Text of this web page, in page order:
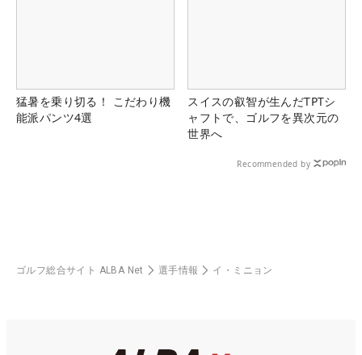
猛暑を乗り切る！ こだわり機
能派パンツ4選
スイスの叡智が生んだTPTシ
ャフトで、ゴルフを異次元の
世界へ
Recommended by
ゴルフ総合サイト ALBA Net 選手情報 イ・ミニョン